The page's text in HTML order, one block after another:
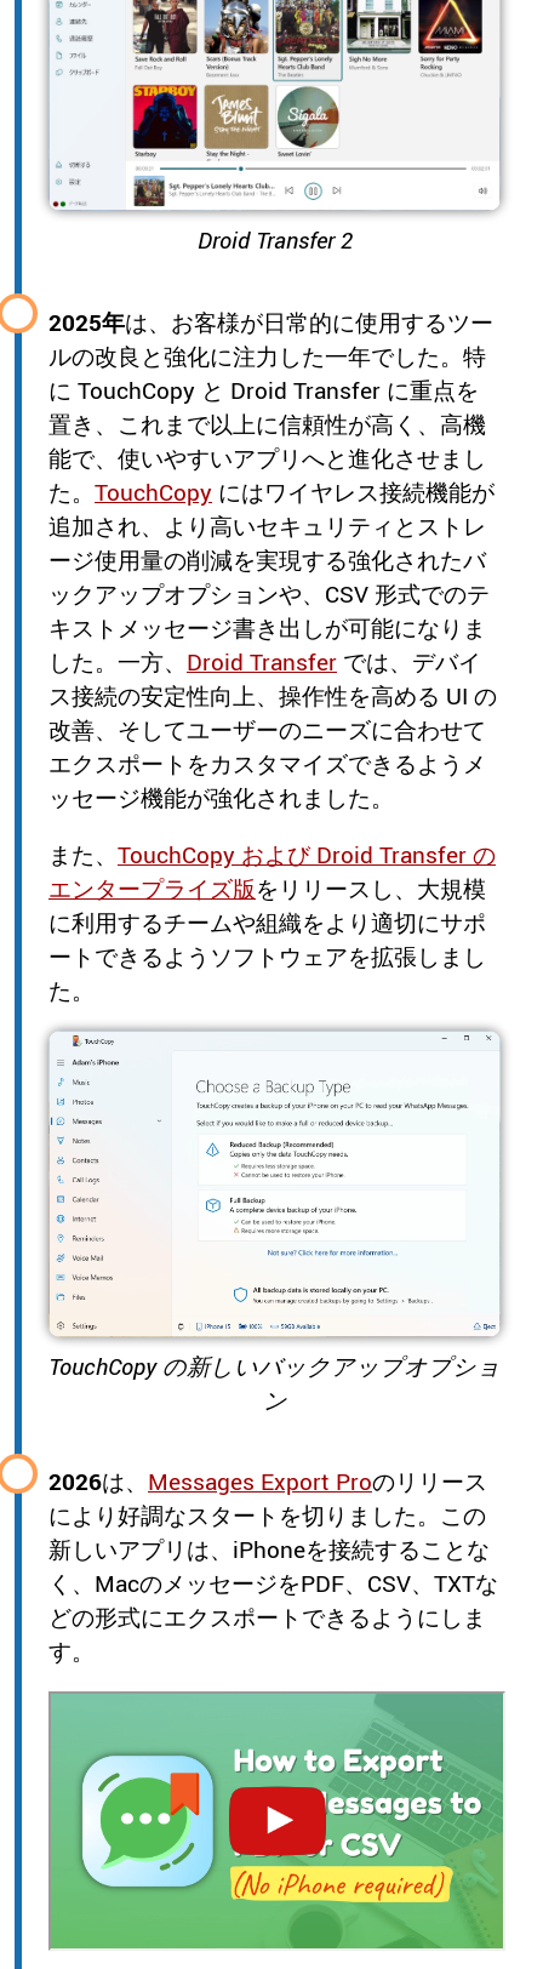
Droid Transfer 2
2025年は、お客様が日常的に使用するツー
ルの改良と強化に注力した一年でした。特
に TouchCopy と Droid Transfer に重点を
置き、これまで以上に信頼性が高く、高機
能で、使いやすいアプリへと進化させまし
た。 TouchCopy にはワイヤレス接続機能が
追加され、より高いセキュリティとストレ
ージ使用量の削減を実現する強化されたバ
ックアップオプションや、CSV 形式でのテ
キストメッセージ書き出しが可能になりま
した。一方、 Droid Transfer では、デバイ
ス接続の安定性向上、操作性を高める UI の
改善、そしてユーザーのニーズに合わせて
エクスポートをカスタマイズできるようメ
ッセージ機能が強化されました。
また、 TouchCopy および Droid Transfer の
エンタープライズ版をリリースし、大規模
に利用するチームや組織をより適切にサポ
ートできるようソフトウェアを拡張しまし
た。
TouchCopy の新しいバックアップオプショ
ン
2026は、 Messages Export Proのリリース
により好調なスタートを切りました。この
新しいアプリは、iPhoneを接続することな
く、MacのメッセージをPDF、CSV、TXTな
どの形式にエクスポートできるようにしま
す。